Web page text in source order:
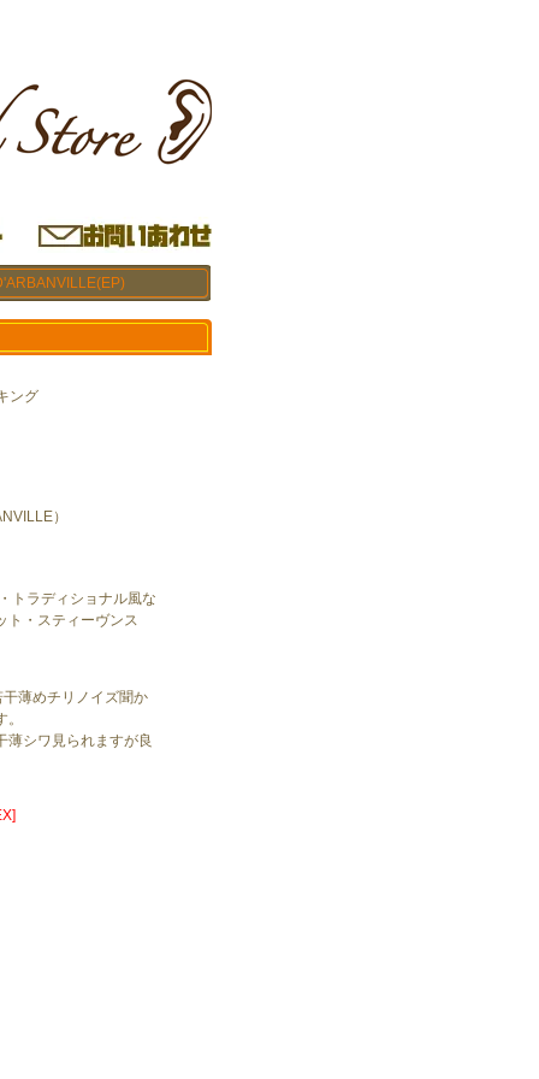
ング
）
トラディショナル風な
ト・スティーヴンス
薄めチリノイズ聞か
薄シワ見られますが良